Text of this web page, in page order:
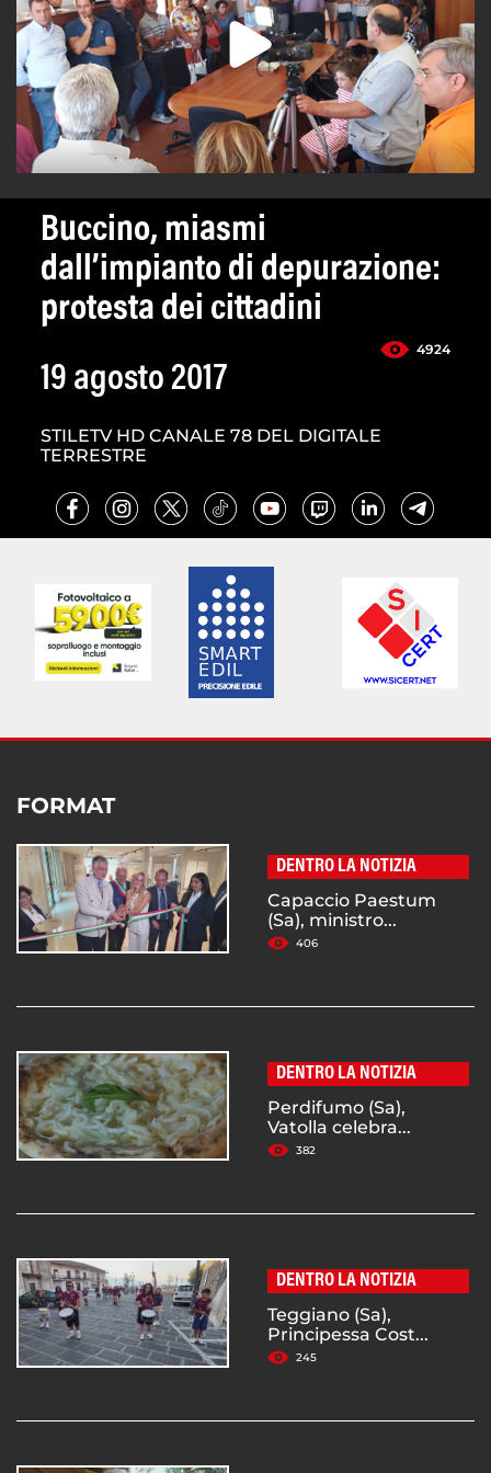
Buccino, miasmi
dall’impianto di depurazione:
protesta dei cittadini
4924
19 agosto 2017
STILETV HD CANALE 78 DEL DIGITALE
TERRESTRE
FORMAT
DENTRO LA NOTIZIA
Capaccio Paestum
(Sa), ministro...
406
DENTRO LA NOTIZIA
Perdifumo (Sa),
Vatolla celebra...
382
DENTRO LA NOTIZIA
Teggiano (Sa),
Principessa Cost...
245